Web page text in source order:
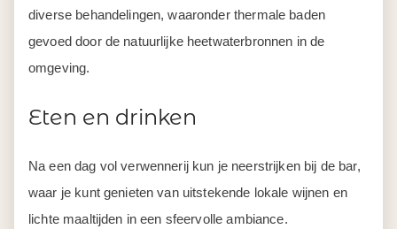
diverse behandelingen, waaronder thermale baden
gevoed door de natuurlijke heetwaterbronnen in de
omgeving.
Eten en drinken
Na een dag vol verwennerij kun je neerstrijken bij de bar,
waar je kunt genieten van uitstekende lokale wijnen en
lichte maaltijden in een sfeervolle ambiance.